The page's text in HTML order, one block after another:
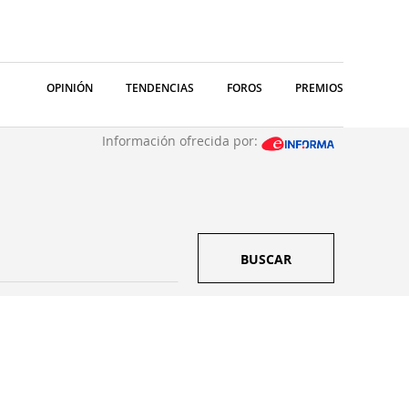
OPINIÓN TENDENCIAS FOROS PREMIOS
Información ofrecida por:
BUSCAR